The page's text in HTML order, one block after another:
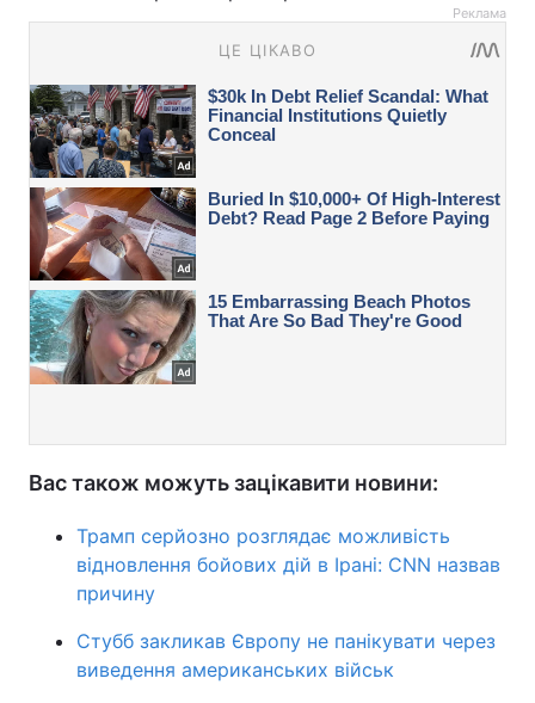
Реклама
Вас також можуть зацікавити новини:
Трамп серйозно розглядає можливість
відновлення бойових дій в Ірані: CNN назвав
причину
Стубб закликав Європу не панікувати через
виведення американських військ